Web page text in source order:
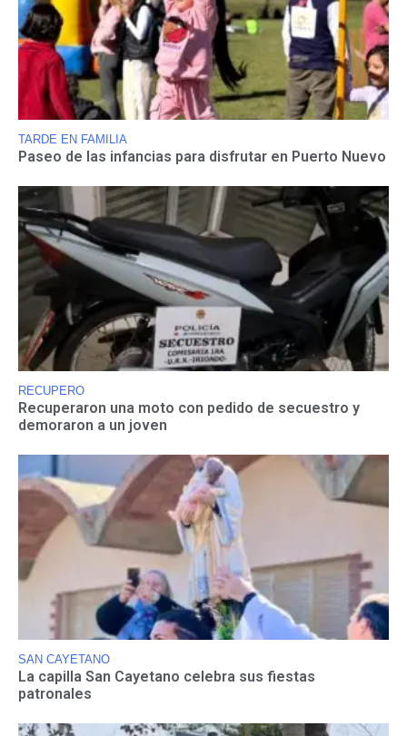
TARDE EN FAMILIA
Paseo de las infancias para disfrutar en Puerto Nuevo
RECUPERO
Recuperaron una moto con pedido de secuestro y
demoraron a un joven
SAN CAYETANO
La capilla San Cayetano celebra sus fiestas
patronales